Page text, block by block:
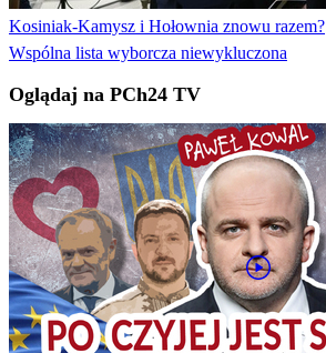
Kosiniak-Kamysz i Hołownia znowu razem?
Wspólna lista wyborcza niewykluczona
Oglądaj na PCh24 TV